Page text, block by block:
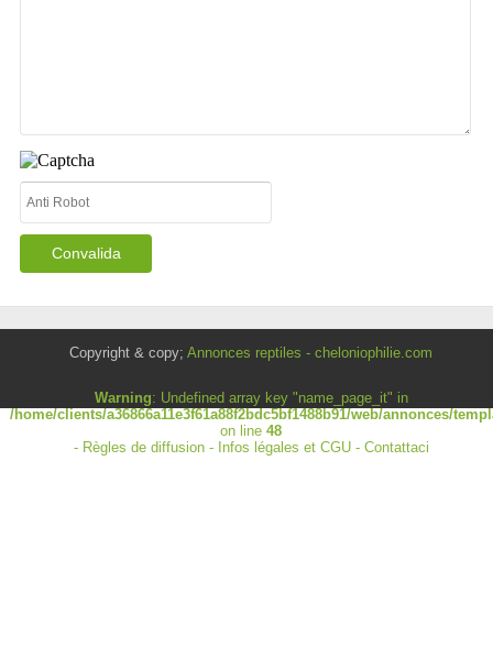
Copyright & copy;Annonces reptiles - cheloniophilie.com
Warning: Undefined array key "name_page_it" in
/home/clients/a36866a11e3f61a88f2bdc5bf1488b91/web/annonces/
on line48
- Règles de diffusion- Infos légales et CGU- Contattaci